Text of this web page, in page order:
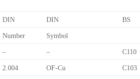
DIN DIN BS
Number Symbol
– – C110
2.004 OF-Cu C103